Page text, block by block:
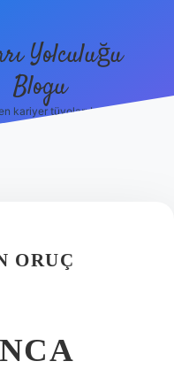
Yolculuğu
Blogu
kariyer tüyoları burada!
ORUÇ